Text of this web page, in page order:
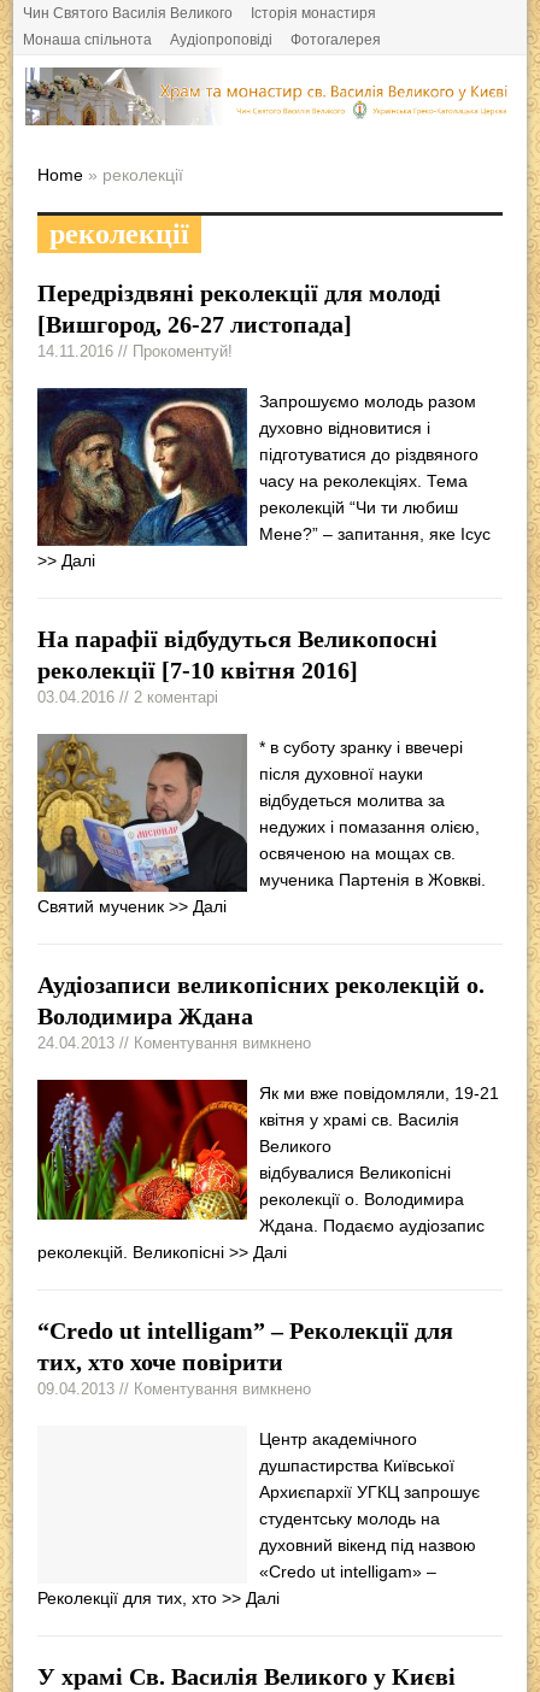
Чин Святого Василія Великого
Історія монастиря
Монаша спільнота
Аудіопроповіді Фотогалерея
Home » реколекції
реколекції
Передріздвяні реколекції для молоді
[Вишгород, 26-27 листопада]
14.11.2016 // Прокоментуй!
Запрошуємо молодь разом
духовно відновитися і
підготуватися до різдвяного
часу на реколекціях. Тема
реколекцій “Чи ти любиш
Мене?” – запитання, яке Ісус
>> Далі
На парафії відбудуться Великопосні
реколекції [7-10 квітня 2016]
03.04.2016 // 2 коментарі
* в суботу зранку і ввечері
після духовної науки
відбудеться молитва за
недужих і помазання олією,
освяченою на мощах св.
мученика Партенія в Жовкві.
Святий мученик>> Далі
Аудіозаписи великопісних реколекцій о.
Володимира Ждана
24.04.2013 // Коментування вимкнено
Як ми вже повідомляли, 19-21
квітня у храмі св. Василія
Великого
відбувалися Великопісні
реколекції о. Володимира
Ждана. Подаємо аудіозапис
реколекцій. Великопісні>> Далі
“Credo ut intelligam” – Реколекції для
тих, хто хоче повірити
09.04.2013 // Коментування вимкнено
Центр академічного
душпастирства Київської
Архиєпархії УГКЦ запрошує
студентську молодь на
духовний вікенд під назвою
«Credo ut intelligam» –
Реколекції для тих, хто>> Далі
У храмі Св. Василія Великого у Києві